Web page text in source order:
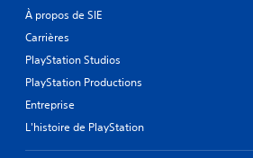
À propos de SIE
Carrières
PlayStation Studios
PlayStation Productions
Entreprise
L'histoire de PlayStation